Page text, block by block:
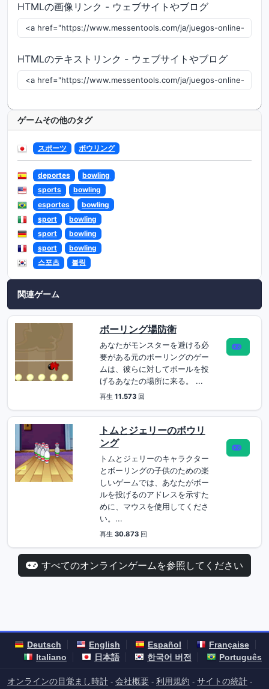
HTMLの画像リンク - ウェブサイトやブログ
HTMLのテキストリンク - ウェブサイトやブログ
ゲームその他のタグ
スポーツ ボウリング
deportes
bowling
sports
bowling
esportes
bowling
sport
bowling
sport
bowling
sport
bowling
스포츠
볼링
関連ゲーム
ボーリング場防衛
あなたがモンスターを避ける必
要がある元のボーリングのゲー
ムは、彼らに対してボールを投
げるあなたの場所に来る。 ...
再生 11.573回
トムとジェリーのボウリ
ング
トムとジェリーのキャラクター
とボーリングの子供のための楽
しいゲームでは、あなたがボー
ルを投げるのアドレスを示すた
めに、マウスを使用してくださ
い。...
再生 30.873回
すべてのオンラインゲームを参照してください
Deutsch English Español
Française
Italiano
日本語 한국어 버전 Português
オンラインの目覚まし時計 - 会社概要 - 利用規約 - サイトの統計 -